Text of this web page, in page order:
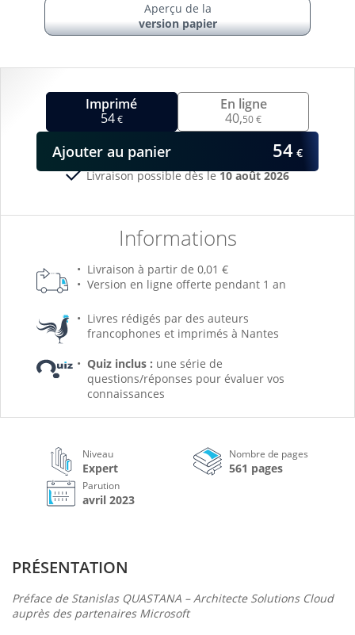
Imprimé
54€
Informations
Livraison possible dès le10 août 2026
Livraison à partir de 0,01 €
Version en ligne offerte pendant 1 an
Livres rédigés par des auteurs
francophones et imprimés à Nantes
Quiz inclus : une série de
questions/réponses pour évaluer vos
connaissances
En ligne
40,50 €
Ajouter au panier 54 €
Aperçu de la
version papier
Niveau
Expert
Nombre de pages
561 pages
Parution
avril 2023
PRÉSENTATION
Préface de Stanislas QUASTANA – Architecte Solutions Cloud
auprès des partenaires Microsoft